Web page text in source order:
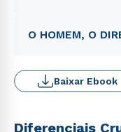
O HOMEM, O
Baixar Ebook
Diferenciais